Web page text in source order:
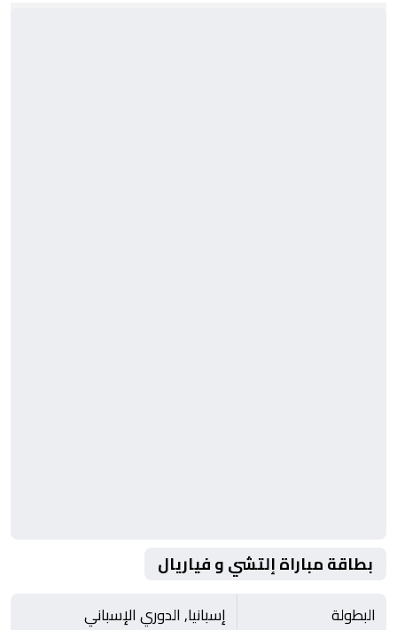
بطاقة مباراة إلتشي و فياريال
البطولة
إسبانيا, الدوري الإسباني